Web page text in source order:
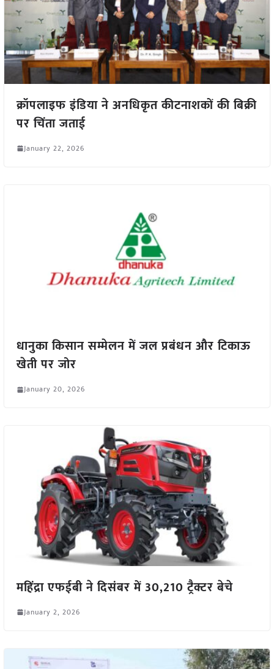
क्रॉपलाइफ इंडिया ने अनधिकृत कीटनाशकों की बिक्री
पर चिंता जताई
January 22, 2026
धानुका किसान सम्मेलन में जल प्रबंधन और टिकाऊ
खेती पर जोर
January 20, 2026
महिंद्रा एफईबी ने दिसंबर में 30,210 ट्रैक्टर बेचे
January 2, 2026